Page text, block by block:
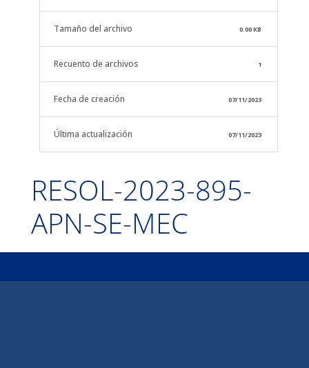
Tamaño del archivo 0.00 KB
Recuento de archivos 1
Fecha de creación 07/11/2023
Última actualización 07/11/2023
RESOL-2023-895-
APN-SE-MEC